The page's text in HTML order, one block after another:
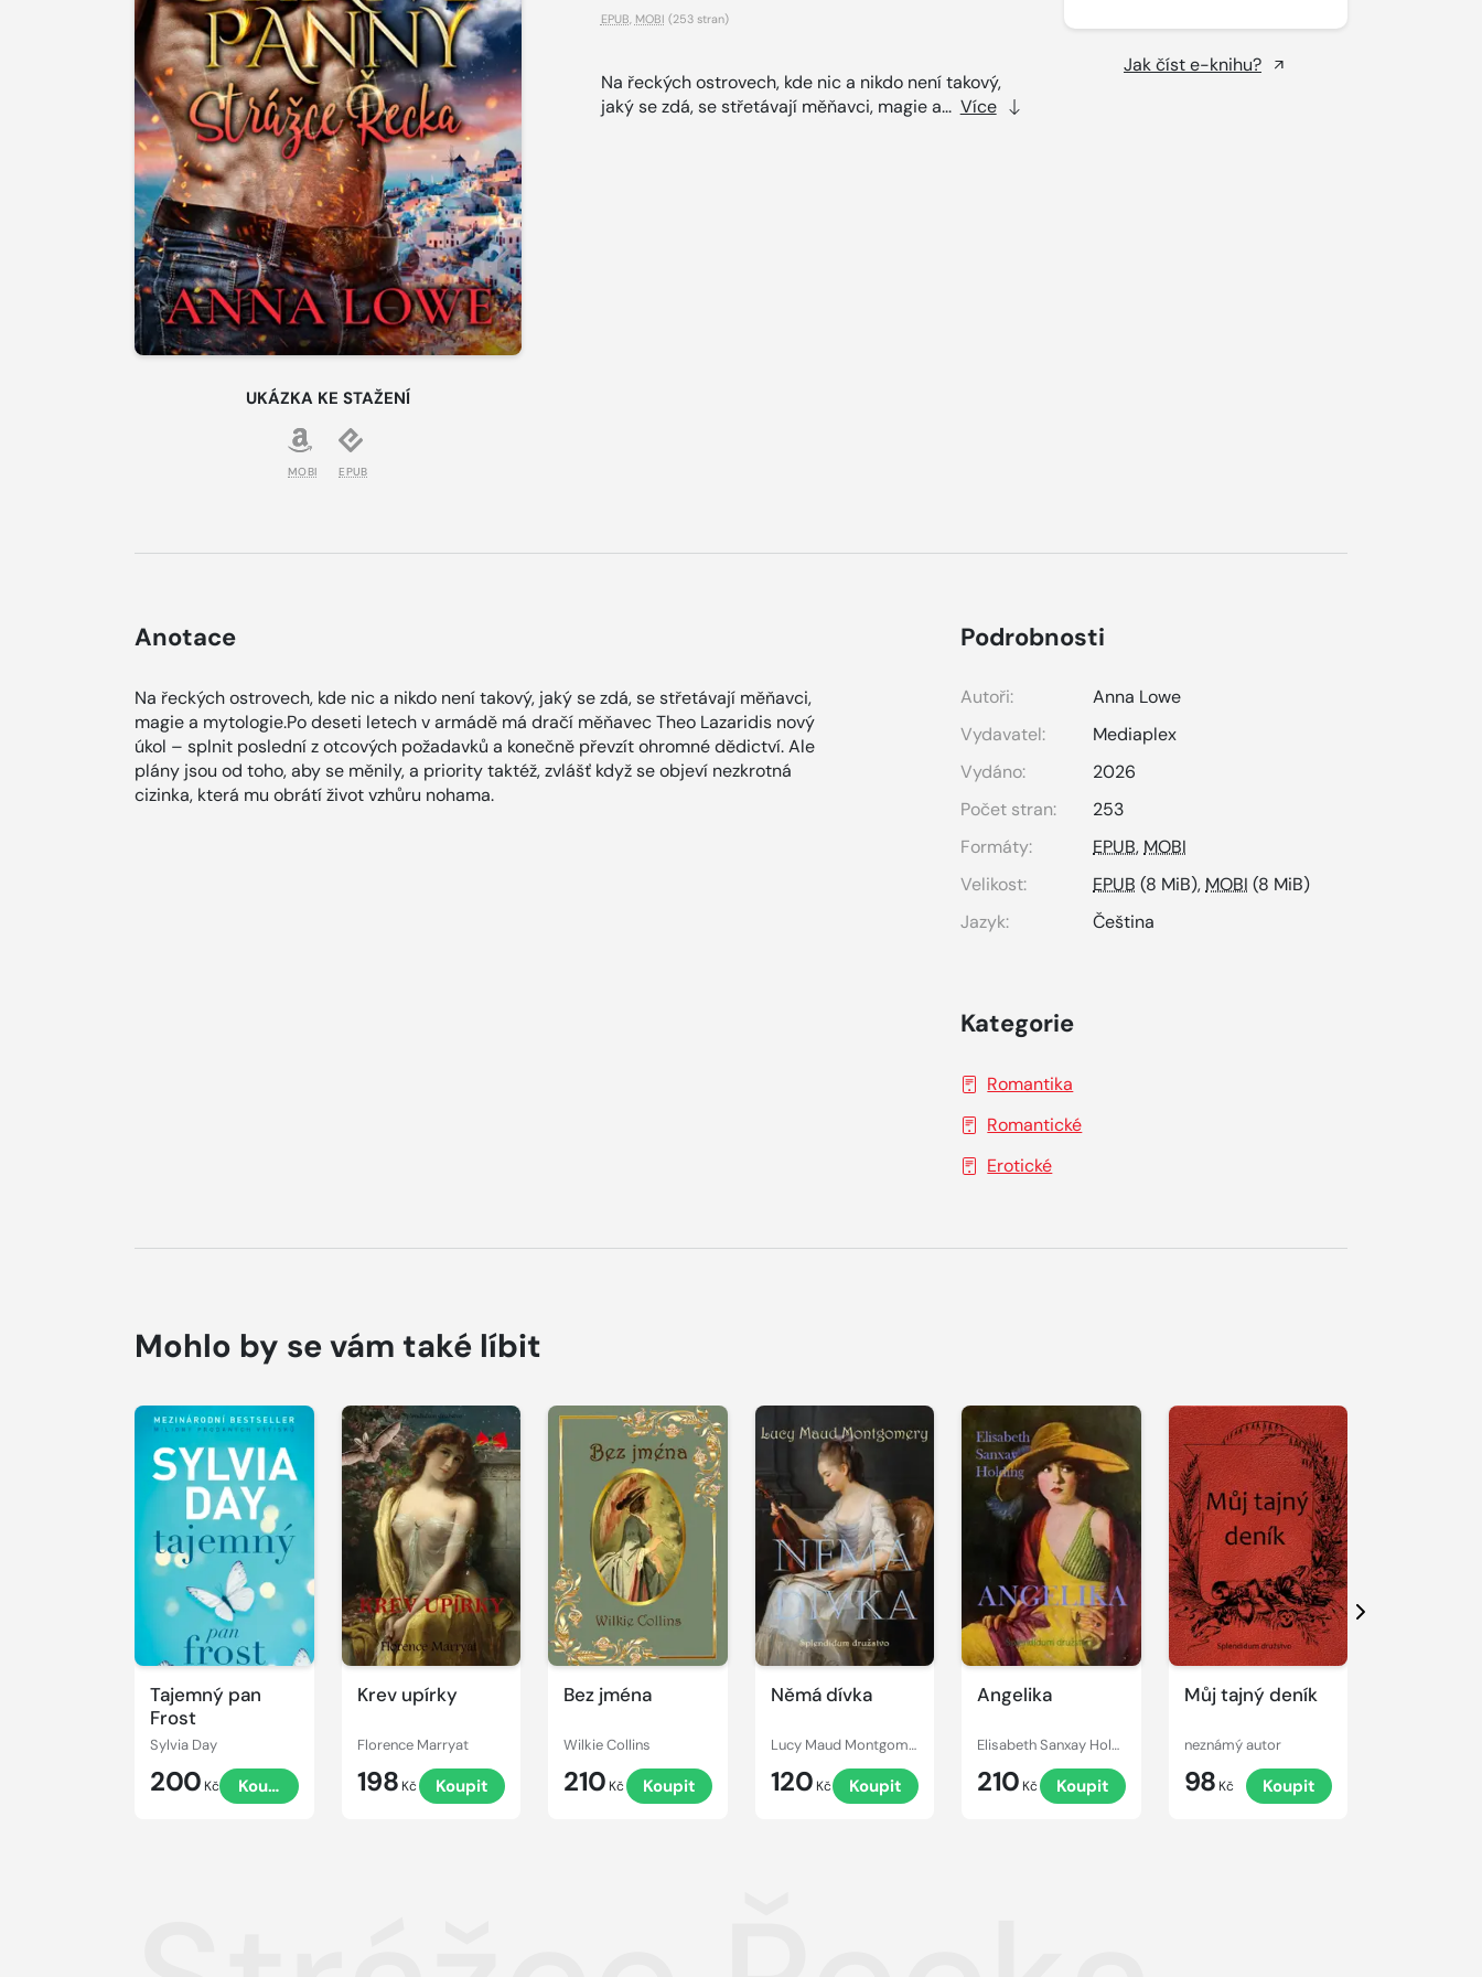
UKÁZKA KE STAŽENÍ
MOBI EPUB
EPUB MOBI (253 stran)
Na řeckých ostrovech, kde nic a nikdo není takový,
jaký se zdá, se střetávají měňavci, magie a... Více
Jak číst e-knihu?
Anotace
Na řeckých ostrovech, kde nic a nikdo není takový, jaký se zdá, se střetávají měňavci,
magie a mytologie.Po deseti letech v armádě má dračí měňavec Theo Lazaridis nový
úkol – splnit poslední z otcových požadavků a konečně převzít ohromné dědictví. Ale
plány jsou od toho, aby se měnily, a priority taktéž, zvlášť když se objeví nezkrotná
cizinka, která mu obrátí život vzhůru nohama.
Podrobnosti
Autoři:
Anna Lowe
Vydavatel:
Mediaplex
Vydáno:
2026
Počet stran:
253
Formáty:
EPUB, MOBI
Velikost:
EPUB (8 MiB), MOBI (8 MiB)
Jazyk:
Čeština
Kategorie
Romantika
Romantické
Erotické
Mohlo by se vám také líbit
Tajemný pan
Frost
Sylvia Day
200 Kč Koupit
Krev upírky
Florence Marryat
198 Kč Koupit
Bez jména
Wilkie Collins
210 Kč Koupit
Němá dívka
Lucy Maud Montgomery
120 Kč Koupit
Angelika
Elisabeth Sanxay Holding
210 Kč Koupit
Můj tajný deník
neznámý autor
98 Kč Koupit
Další